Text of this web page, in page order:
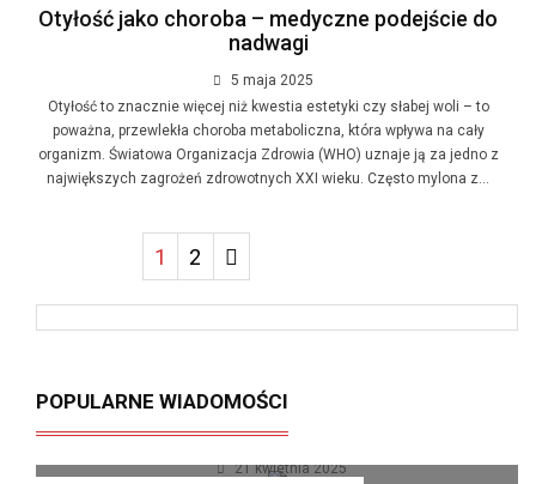
Otyłość jako choroba – medyczne podejście do
nadwagi
5 maja 2025
Otyłość to znacznie więcej niż kwestia estetyki czy słabej woli – to
poważna, przewlekła choroba metaboliczna, która wpływa na cały
organizm. Światowa Organizacja Zdrowia (WHO) uznaje ją za jedno z
największych zagrożeń zdrowotnych XXI wieku. Często mylona z...
1 2
POPULARNE WIADOMOŚCI
Insulinooporność – cichy zabójca
metabolizmu
21 kwietnia 2025